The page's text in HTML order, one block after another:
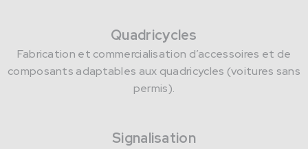
Quadricycles
Fabrication et commercialisation d’accessoires et de
composants adaptables aux quadricycles (voitures sans
permis).
Signalisation